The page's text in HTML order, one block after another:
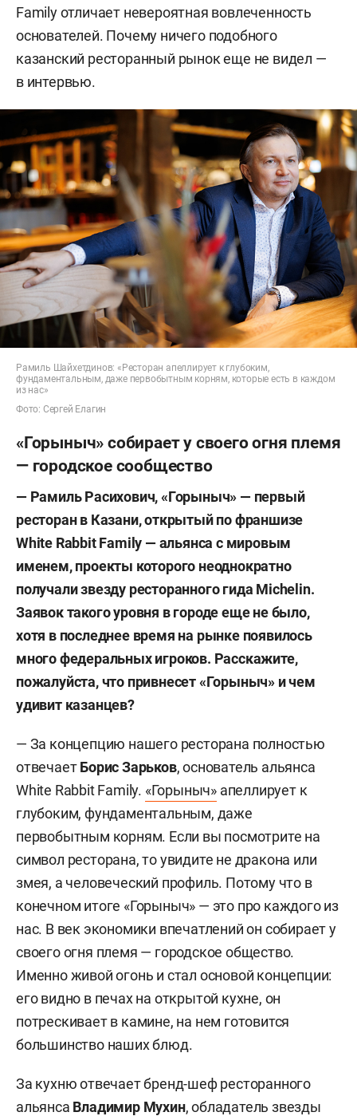
Family отличает невероятная вовлеченность
основателей. Почему ничего подобного
казанский ресторанный рынок еще не видел —
в интервью.
Рамиль Шайхетдинов: «Ресторан апеллирует к глубоким,
фундаментальным, даже первобытным корням, которые есть в каждом
из нас»
Фото: Сергей Елагин
«Горыныч» собирает у своего огня племя
— городское сообщество
— Рамиль Расихович, «Горыныч» — первый
ресторан в Казани, открытый по франшизе
White Rabbit Family — альянса с мировым
именем, проекты которого неоднократно
получали звезду ресторанного гида Michelin.
Заявок такого уровня в городе еще не было,
хотя в последнее время на рынке появилось
много федеральных игроков. Расскажите,
пожалуйста, что привнесет «Горыныч» и чем
удивит казанцев?
— За концепцию нашего ресторана полностью
отвечаетБорис Зарьков, основатель альянса
White Rabbit Family. «Горыныч» апеллирует к
глубоким, фундаментальным, даже
первобытным корням. Если вы посмотрите на
символ ресторана, то увидите не дракона или
змея, а человеческий профиль. Потому что в
конечном итоге «Горыныч» — это про каждого из
нас. В век экономики впечатлений он собирает у
своего огня племя — городское общество.
Именно живой огонь и стал основой концепции:
его видно в печах на открытой кухне, он
потрескивает в камине, на нем готовится
большинство наших блюд.
За кухню отвечает бренд-шеф ресторанного
альянса Владимир Мухин, обладатель звезды